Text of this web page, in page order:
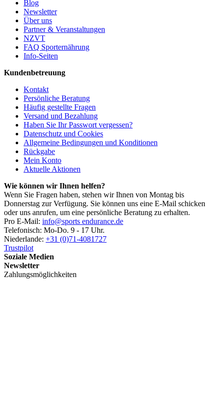
Blog
Newsletter
Über uns
Partner & Veranstaltungen
NZVT
FAQ Sporternährung
Info-Seiten
Kundenbetreuung
Kontakt
Persönliche Beratung
Häufig gestellte Fragen
Versand und Bezahlung
Haben Sie Ihr Passwort vergessen?
Datenschutz und Cookies
Allgemeine Bedingungen und Konditionen
Rückgabe
Mein Konto
Aktuelle Aktionen
Wie können wir Ihnen helfen?
Wenn Sie Fragen haben, stehen wir Ihnen von Montag bis
Donnerstag zur Verfügung. Sie können uns eine E-Mail schicken
oder uns anrufen, um eine persönliche Beratung zu erhalten.
Pro E-Mail: info@sports endurance.de
Telefonisch: Mo-Do. 9 - 17 Uhr.
Niederlande: +31 (0)71-4081727
Trustpilot
Soziale Medien
Newsletter
Zahlungsmöglichkeiten